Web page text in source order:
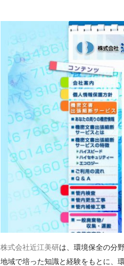
株式会社近江美研は、環境保全の分
地域で培った知識と経験をもとに、